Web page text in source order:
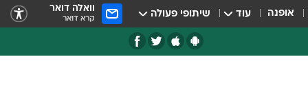
אופנה עוד שיתופי פעולה וואלה דואר
קרא דואר